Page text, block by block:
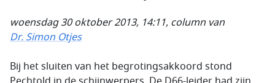
woensdag 30 oktober 2013, 14:11, column van
Dr. Simon Otjes
Bij het sluiten van het begrotingsakkoord stond